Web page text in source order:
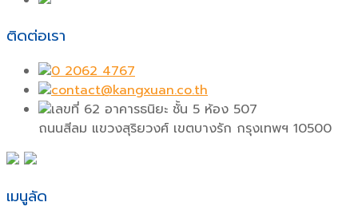
ติดต่อเรา
0 2062 4767
contact@kangxuan.co.th
เลขที่ 62 อาคารธนิยะ ชั้น 5 ห้อง 507
ถนนสีลม แขวงสุริยวงศ์ เขตบางรัก กรุงเทพฯ 10500
เมนูลัด